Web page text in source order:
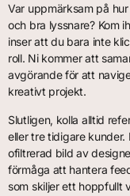
Var uppmärksam på
och bra lyssnare? Kom
inser att du bara inte
roll. Ni kommer att
avgörande för att
kreativt projekt.
Slutligen, kolla alltid
eller tre tidigare
ofiltrerad bild av
förmåga att hantera
som skiljer ett hoppfullt